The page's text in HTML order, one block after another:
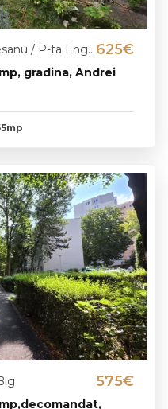
gradina, Andrei
/ P-ta Engels 625€
575€